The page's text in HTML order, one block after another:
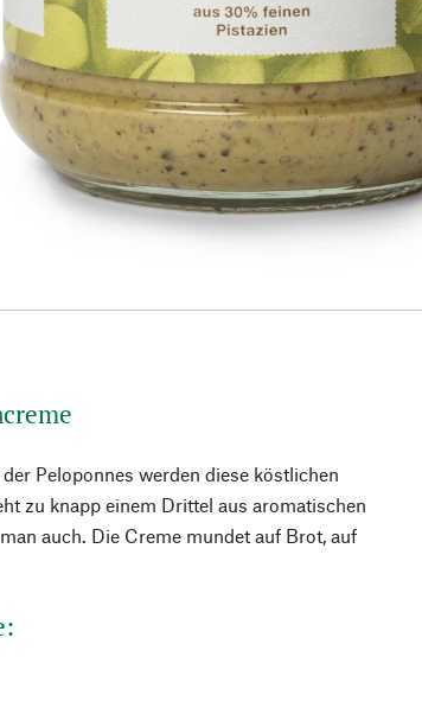
Peloponnes werden diese köstlichen
zu knapp einem Drittel aus aromatischen
auch. Die Creme mundet auf Brot, auf